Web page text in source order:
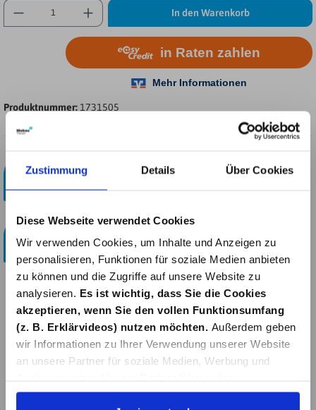
Zustimmung Details Über Cookies
Diese Webseite verwendet Cookies
Wir verwenden Cookies, um Inhalte und Anzeigen zu
personalisieren, Funktionen für soziale Medien anbieten
zu können und die Zugriffe auf unsere Website zu
analysieren. Es ist wichtig, dass Sie die Cookies
akzeptieren, wenn Sie den vollen Funktionsumfang
(z. B. Erklärvideos) nutzen möchten. Außerdem geben
wir Informationen zu Ihrer Verwendung unserer Website
an unsere Partner für soziale Medien, Werbung und
Informationen möglicherweise mit weiteren Daten
In den Warenkorb
Produktnummer: 1731505
Kostenloser Paketversand!
Bestellen & Abholen
Beschreibung
Öko-Anzündpaste, 1lIdeal zum Anzünden von
Grillkohle und anderen Feststoffen.Mit Spritzausgießer